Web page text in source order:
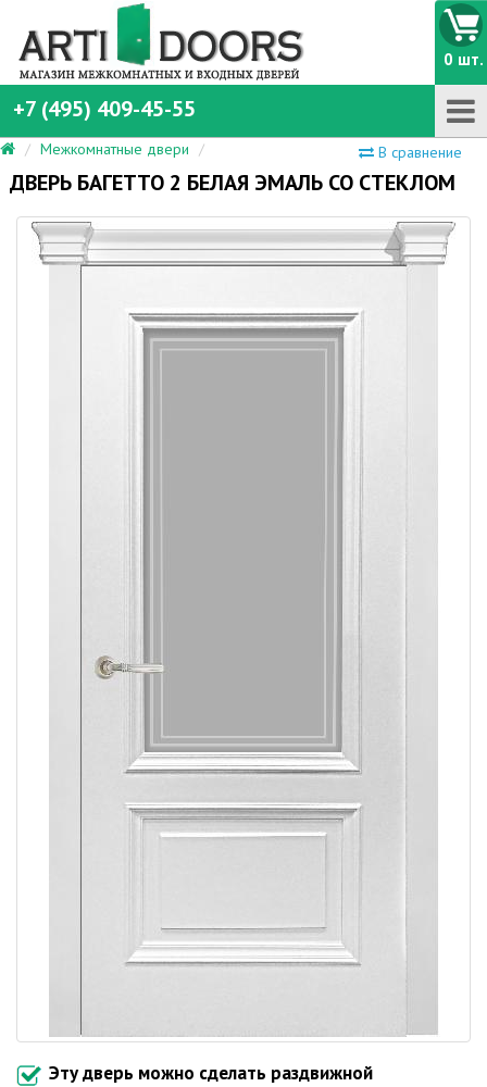
+7 (495) 409-45-55
0 шт.
В сравнение
Межкомнатные двери
ДВЕРЬ БАГЕТТО 2 БЕЛАЯ ЭМАЛЬ СО СТЕКЛОМ
Эту дверь можно сделать раздвижной